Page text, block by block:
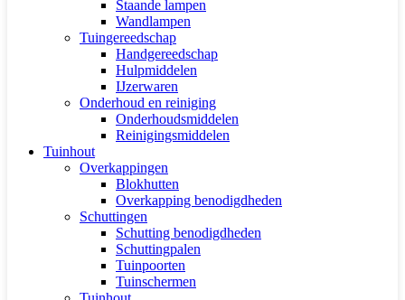
Staande lampen
Wandlampen
Tuingereedschap
Handgereedschap
Hulpmiddelen
IJzerwaren
Onderhoud en reiniging
Onderhoudsmiddelen
Reinigingsmiddelen
Tuinhout
Overkappingen
Blokhutten
Overkapping benodigdheden
Schuttingen
Schutting benodigdheden
Schuttingpalen
Tuinpoorten
Tuinschermen